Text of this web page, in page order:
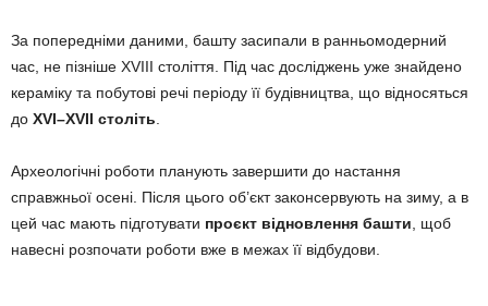
За попередніми даними, башту засипали в ранньомодерний
час, не пізніше XVIII століття. Під час досліджень уже знайдено
кераміку та побутові речі періоду її будівництва, що відносяться
до XVI–XVII століть
Археологічні роботи планують завершити до настання
справжньої осені. Після цього об’єкт законсервують на зиму, а в
цей час мають підготувати проєкт відновлення башти , щоб
навесні розпочати роботи вже в межах її відбудови.